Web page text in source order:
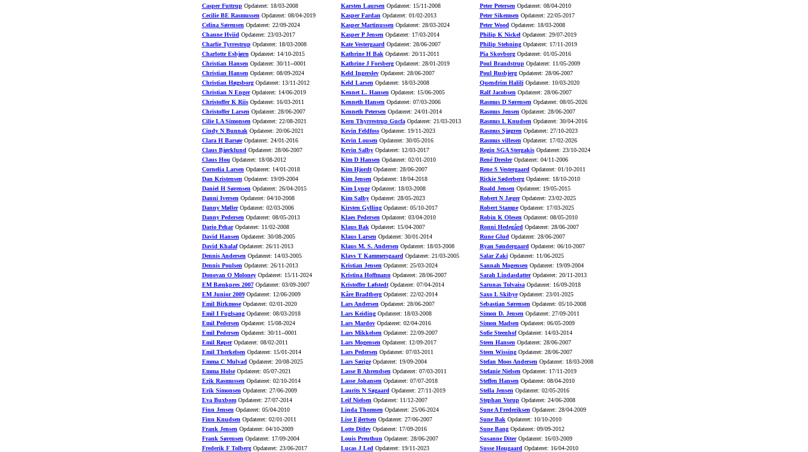
Casper FuttrupOpdateret: 18/03-2008
Cecilie BE Rasmussen Opdateret: 08/04-2019
Celina Sørensen Opdateret: 22/09-2024
Channe Hviid Opdateret: 23/03-2017
Charlie TyrrestrupOpdateret: 18/03-2008
Charlotte Esbjørn Opdateret: 14/10-2015
Christian Hansen Opdateret: 30/11--0001
Christian Hansen Opdateret: 08/09-2024
Christian HøgsborgOpdateret: 13/11-2012
Christian N EngerOpdateret: 14/06-2019
Christoffer K RiisOpdateret: 16/03-2011
Christoffer Larsen Opdateret: 28/06-2007
Cilie LA Simonsen Opdateret: 22/08-2021
Cindy N Bunnak Opdateret: 20/06-2021
Clara H BarsøeOpdateret: 24/01-2016
Claus Bjørklund Opdateret: 28/06-2007
Claus Hou Opdateret: 18/08-2012
Cornelia Larsen Opdateret: 14/01-2018
Dan Kristensen Opdateret: 19/09-2004
Daniel H Sørensen Opdateret: 26/04-2015
Danni Iversen Opdateret: 04/10-2008
Danny MøllerOpdateret: 02/03-2006
Danny Pedersen Opdateret: 08/05-2013
Dario PeharOpdateret: 11/02-2008
David Hansen Opdateret: 30/08-2005
David KhalafOpdateret: 26/11-2013
Dennis Andersen Opdateret: 14/03-2005
Dennis Poulsen Opdateret: 26/11-2013
Donovan O MoloneyOpdateret: 15/11-2024
EM Bænkpres 2007Opdateret: 03/09-2007
EM Junior 2009Opdateret: 12/06-2009
Emil BirkmoseOpdateret: 02/01-2020
Emil I FuglsangOpdateret: 08/03-2018
Emil Pedersen Opdateret: 15/08-2024
Emil Pedersen Opdateret: 30/11--0001
Emil RøperOpdateret: 08/02-2011
Emil Therkelsen Opdateret: 15/01-2014
Emma C Mulvad Opdateret: 20/08-2025
Emma HolseOpdateret: 05/07-2021
Erik Rasmussen Opdateret: 02/10-2014
Erik Simonsen Opdateret: 27/06-2009
Eva BuxbomOpdateret: 27/07-2014
Finn Jensen Opdateret: 05/04-2010
Finn Knudsen Opdateret: 02/01-2011
Frank Jensen Opdateret: 04/10-2009
Frank Sørensen Opdateret: 17/09-2004
Frederik F TolbergOpdateret: 23/06-2017
Karsten Laursen Opdateret: 15/11-2008
Kasper Fardan Opdateret: 01/02-2013
Kasper Martinussen Opdateret: 28/03-2024
Kasper P Jensen Opdateret: 17/03-2014
Kate Vestergaard Opdateret: 28/06-2007
Kathrine H Bak Opdateret: 20/11-2011
Kathrine J ForsbergOpdateret: 28/01-2019
Keld IngerslevOpdateret: 28/06-2007
Keld Larsen Opdateret: 18/03-2008
Kennet L. Hansen Opdateret: 15/06-2005
Kenneth Hansen Opdateret: 07/03-2006
Kenneth Petersen Opdateret: 24/01-2014
Kern Thyrrestrup GucfaOpdateret: 21/03-2013
Kevin FeldfossOpdateret: 19/11-2023
Kevin Lousen Opdateret: 30/05-2016
Kevin SalbyOpdateret: 12/03-2017
Kim D Hansen Opdateret: 02/01-2010
Kim HjordtOpdateret: 28/06-2007
Kim Jensen Opdateret: 18/04-2018
Kim LyngeOpdateret: 18/03-2008
Kim SalbyOpdateret: 28/05-2023
Kirsten GyllingOpdateret: 05/10-2017
Klaes Pedersen Opdateret: 03/04-2010
Klaus Bak Opdateret: 15/04-2007
Klaus Larsen Opdateret: 30/01-2014
Klaus M. S. Andersen Opdateret: 18/03-2008
Klavs T Kammersgaard Opdateret: 21/03-2005
Kristian Jensen Opdateret: 25/03-2024
Kristina Hoffmann Opdateret: 28/06-2007
Kristoffer LøfstedtOpdateret: 07/04-2014
Kåre BradtbergOpdateret: 22/02-2014
Lars Andersen Opdateret: 28/06-2007
Lars KeidingOpdateret: 18/03-2008
Lars MardovOpdateret: 02/04-2016
Lars Mikkelsen Opdateret: 22/09-2007
Lars Mogensen Opdateret: 12/09-2017
Lars Pedersen Opdateret: 07/03-2011
Lars SørigeOpdateret: 19/09-2004
Lasse B Ahrendsen Opdateret: 07/03-2011
Lasse Johansen Opdateret: 07/07-2018
Laurits N Søgaard Opdateret: 27/11-2019
Leif Nielsen Opdateret: 11/12-2007
Linda Thomsen Opdateret: 25/06-2024
Lise Ejlertsen Opdateret: 27/06-2007
Lotte DitlevOpdateret: 17/09-2016
Louis Preuthun Opdateret: 28/06-2007
Lucas J Led Opdateret: 19/11-2023
Peter Petersen Opdateret: 08/04-2010
Peter Sikemsen Opdateret: 22/05-2017
Peter Wood Opdateret: 18/03-2008
Philip K NickelOpdateret: 29/07-2019
Philip StehningOpdateret: 17/11-2019
Pia SkovborgOpdateret: 01/05-2016
Poul BrandstrupOpdateret: 11/05-2009
Poul RusbjergOpdateret: 28/06-2007
Quendrim HaliliOpdateret: 10/03-2020
Ralf Jacobsen Opdateret: 28/06-2007
Rasmus D Sørensen Opdateret: 08/05-2026
Rasmus Jensen Opdateret: 28/06-2007
Rasmus L Knudsen Opdateret: 30/04-2016
Rasmus Sjøgren Opdateret: 27/10-2023
Rasmus villesen Opdateret: 17/02-2026
Regin SGA StergakisOpdateret: 23/10-2024
René DreslerOpdateret: 04/11-2006
Rene S Vestergaard Opdateret: 01/10-2011
Rickie SøderbergOpdateret: 18/10-2010
Roald Jensen Opdateret: 19/05-2015
Robert N JægerOpdateret: 23/02-2025
Robert StampeOpdateret: 17/03-2025
Robin K Olesen Opdateret: 08/05-2010
Ronni Hedegård Opdateret: 28/06-2007
Rune Glud Opdateret: 28/06-2007
Ryan Søndergaard Opdateret: 06/10-2007
Salar ZakiOpdateret: 11/06-2025
Sannah Mogensen Opdateret: 19/09-2004
Sarah LindasdatterOpdateret: 20/11-2013
Sarunas TolvaisaOpdateret: 16/09-2018
Saxo L SkibyeOpdateret: 23/01-2025
Sebastian Sørensen Opdateret: 05/10-2008
Simon D. Jensen Opdateret: 27/09-2011
Simon Madsen Opdateret: 06/05-2009
Sofie SteenhofOpdateret: 14/03-2014
Steen Hansen Opdateret: 28/06-2007
Steen WissingOpdateret: 28/06-2007
Stefan Moos Andersen Opdateret: 18/03-2008
Stefanie Nielsen Opdateret: 17/11-2019
Steffen Hansen Opdateret: 08/04-2010
Stella Jensen Opdateret: 02/05-2016
Stephan VorupOpdateret: 24/06-2008
Sune A Frederiksen Opdateret: 28/04-2009
Sune Bak Opdateret: 10/10-2010
Sune BangOpdateret: 09/09-2012
Susanne DiterOpdateret: 16/03-2009
Susse Hougaard Opdateret: 16/04-2010